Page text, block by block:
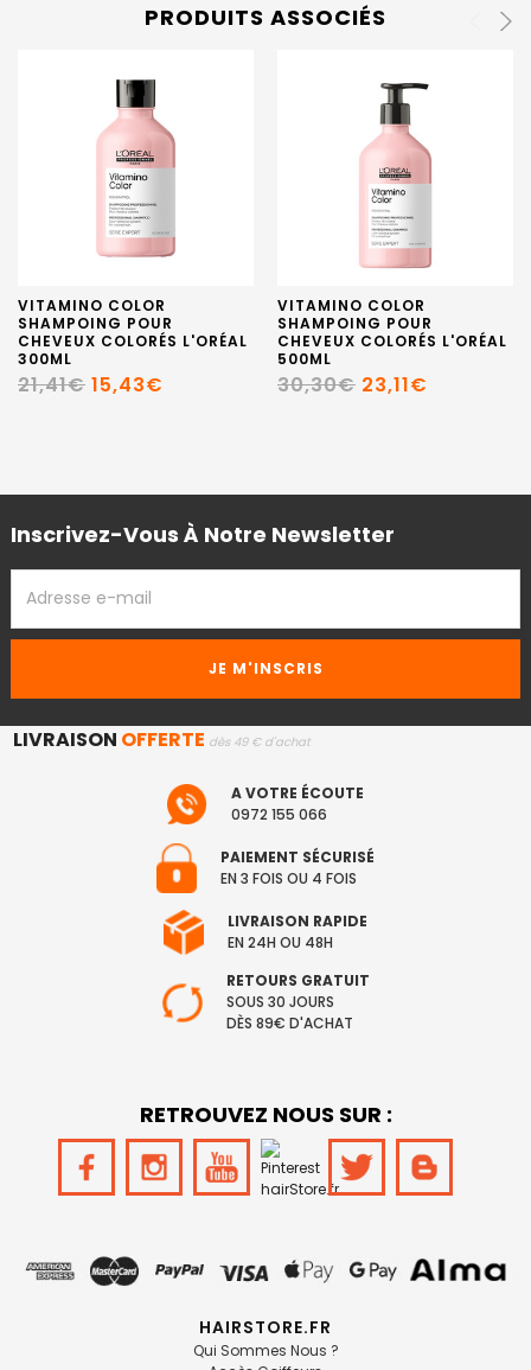
PRODUITS ASSOCIÉS
VITAMINO COLOR
SHAMPOING POUR
CHEVEUX COLORÉS L'ORÉAL
300ML
21,41€ 15,43€
VITAMINO COLOR
SHAMPOING POUR
CHEVEUX COLORÉS L'ORÉAL
500ML
30,30€ 23,11€
Inscrivez-Vous À Notre Newsletter
EMAIL
LIVRAISON OFFERTE dès 49 € d'achat
A VOTRE ÉCOUTE
0972 155 066
PAIEMENT SÉCURISÉ
EN 3 FOIS OU 4 FOIS
LIVRAISON RAPIDE
EN 24H OU 48H
RETOURS GRATUIT
SOUS 30 JOURS
DÈS 89€ D'ACHAT
RETROUVEZ NOUS SUR :
HAIRSTORE.FR
Qui Sommes Nous ?